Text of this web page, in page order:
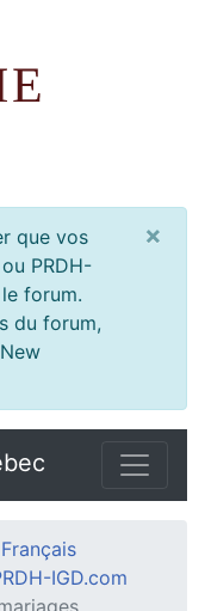
que vos
PRDH-
forum.
du forum,
New
×
Français
IGD.com